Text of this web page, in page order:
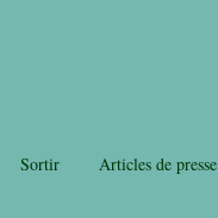
Sortir Articles de presse